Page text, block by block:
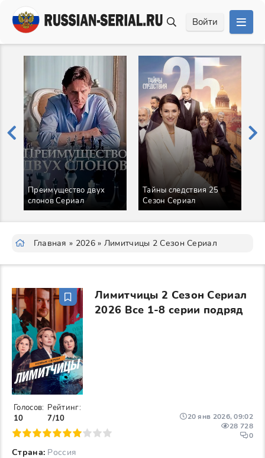
Войти
Преимущество двух
слонов Сериал
Тайны следствия 25
Сезон Сериал
Главная » 2026» Лимитчицы 2 Сезон Сериал
Лимитчицы 2 Сезон Сериал
2026 Все 1-8 серии подряд
Страна: Россия
20 янв 2026, 09:02
28 728
0
Голосов:
10
Рейтинг:
7/10
7 8 9 10